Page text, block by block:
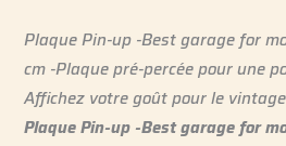
Plaque Pin-up -Best garage for
cm -Plaque pré-percée pour une
Affichez votre goût pour le
Plaque Pin-up -Best garage for